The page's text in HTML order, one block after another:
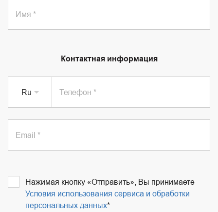
Имя
Контактная информация
Ru Телефон
Email
Нажимая кнопку «Отправить», Вы принимаете
Условия использования сервиса и обработки
персональных данных